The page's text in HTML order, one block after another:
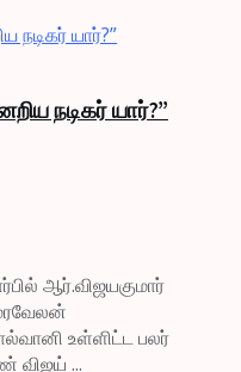
நடிகர் யார்?”
ஆர்.விஜயகுமார்
உள்ளிட்ட பலர்
விஜய் ...